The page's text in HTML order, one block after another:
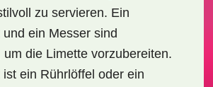
zu servieren. Ein
und ein Messersind
die Limette vorzubereiten.
ist ein Rührlöffel oder ein